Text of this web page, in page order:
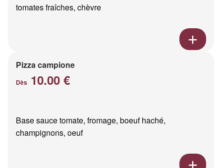
tomates fraîches, chèvre
Pizza campione
Dès 10.00 €
Base sauce tomate, fromage, boeuf haché,
champignons, oeuf